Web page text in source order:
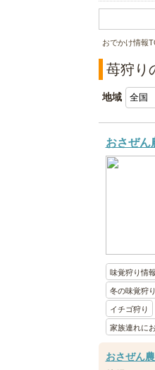
おでかけ情報
苺狩り
地域
おさぜん
味覚狩り情報
冬の味覚狩り
イチゴ狩り
家族連れに
おさぜん